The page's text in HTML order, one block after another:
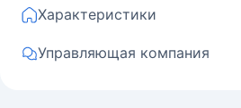
Характеристики
Управляющая компания